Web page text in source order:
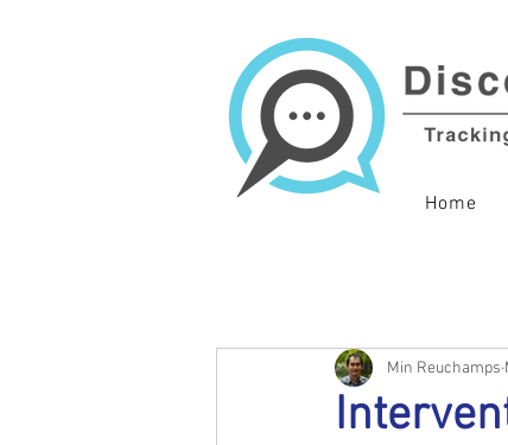
Home
Min Reuchamps